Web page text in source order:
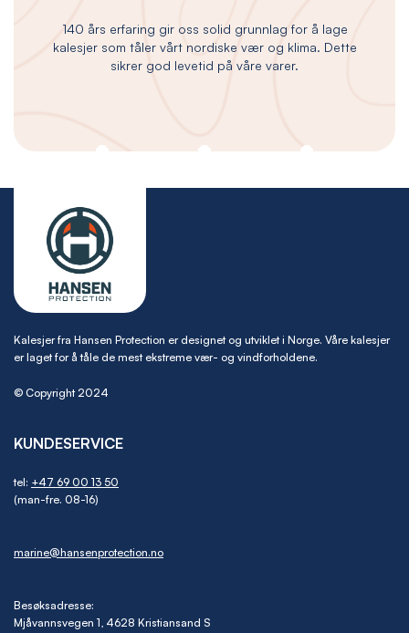
140 års erfaring gir oss solid grunnlag for å lage
kalesjer som tåler vårt nordiske vær og klima. Dette
sikrer god levetid på våre varer.
Kalesjer fra Hansen Protection er designet og utviklet i Norge. Våre kalesjer
er laget for å tåle de mest ekstreme vær- og vindforholdene.
© Copyright 2024
KUNDESERVICE
tel: +47 69 00 13 50
(man-fre. 08-16)
marine@hansenprotection.no
Besøksadresse:
Mjåvannsvegen 1, 4628 Kristiansand S